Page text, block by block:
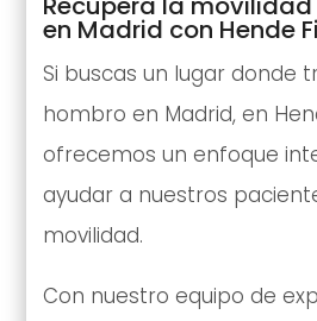
en Madrid con Hende
Si buscas un lugar donde
hombro en Madrid, en
ofrecemos un enfoque
ayudar a nuestros
movilidad.
Con nuestro equipo de